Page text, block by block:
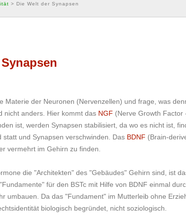
> Die Welt der Synapsen
Materie der Neuronen (Nervenzellen) und frage, was
nicht anders. Hier kommt das NGF (Nerve Growth Factor
ist, werden Synapsen stabilisiert, da wo es nicht ist,
statt und Synapsen verschwinden. Das BDNF (Brain-
vermehrt im Gehirn zu finden.
die "Architekten" des "Gebäudes" Gehirn sind, ist
für den BSTc mit Hilfe von BDNF einmal
umbauen. Da das "Fundament" im Mutterleib ohne
biologisch begründet, nicht soziologisch.